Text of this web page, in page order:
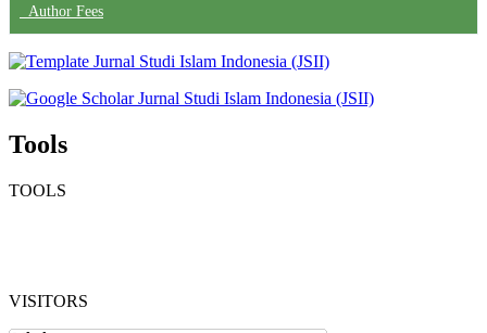
Author Fees
Tools
TOOLS
VISITORS